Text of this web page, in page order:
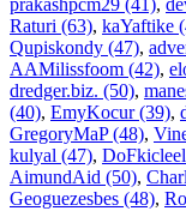
prakashpcm29 (41),
Raturi (63), kaYaftike
Qupiskondy (47),
AAMilissfoom (42),
dredger.biz. (50),
(40), EmyKocur (39),
GregoryMaP (48),
kulyal (47),
AimundAid (50),
Geoguezesbes (48),